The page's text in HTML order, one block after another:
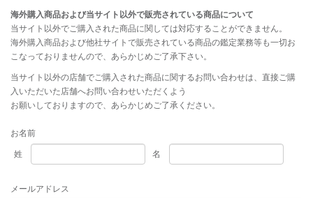
海外購入商品および当サイト以外で販売されている商品について
当サイト以外でご購入された商品に関しては対応することができません。
海外購入商品および他社サイトで販売されている商品の鑑定業務等も一切お
こなっておりませんので、あらかじめご了承下さい。
当サイト以外の店舗でご購入された商品に関するお問い合わせは、直接ご購
入いただいた店舗へお問い合わせいただくよう
お願いしておりますので、あらかじめご了承ください。
お名前
姓
名
メールアドレス